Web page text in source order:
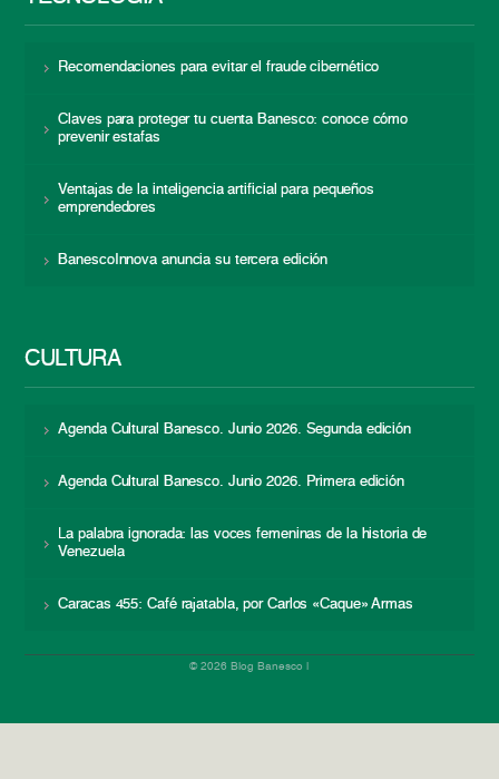
Recomendaciones para evitar el fraude cibernético
Claves para proteger tu cuenta Banesco: conoce cómo
prevenir estafas
Ventajas de la inteligencia artificial para pequeños
emprendedores
BanescoInnova anuncia su tercera edición
CULTURA
Agenda Cultural Banesco. Junio 2026. Segunda edición
Agenda Cultural Banesco. Junio 2026. Primera edición
La palabra ignorada: las voces femeninas de la historia de
Venezuela
Caracas 455: Café rajatabla, por Carlos «Caque» Armas
© 2026 Blog Banesco |